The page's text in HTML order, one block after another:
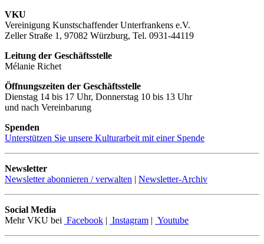
VKU
Vereinigung Kunstschaffender Unterfrankens e.V.
Zeller Straße 1, 97082 Würzburg, Tel. 0931-44119
Leitung der Geschäftsstelle
Mélanie Richet
Öffnungszeiten der Geschäftsstelle
Dienstag 14 bis 17 Uhr, Donnerstag 10 bis 13 Uhr
und nach Vereinbarung
Spenden
Unterstützen Sie unsere Kulturarbeit mit einer Spende
Newsletter
Newsletter abonnieren / verwalten | Newsletter-Archiv
Social Media
Mehr VKU bei Facebook | Instagram | Youtube